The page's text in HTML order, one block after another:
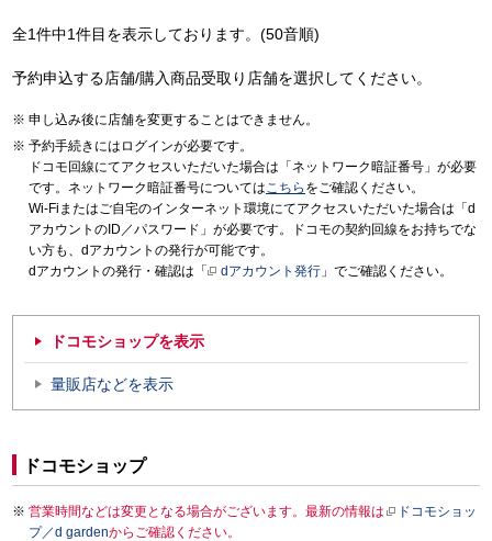
全1件中1件目を表示しております。(50音順)
予約申込する店舗/購入商品受取り店舗を選択してください。
申し込み後に店舗を変更することはできません。
予約手続きにはログインが必要です。
ドコモ回線にてアクセスいただいた場合は「ネットワーク暗証番号」が必要
です。ネットワーク暗証番号についてはこちら をご確認ください。
Wi-Fiまたはご自宅のインターネット環境にてアクセスいただいた場合は「d
アカウントのID／パスワード」が必要です。ドコモの契約回線をお持ちでな
い方も、dアカウントの発行が可能です。
dアカウントの発行・確認は「
dアカウント発行 」でご確認ください。
ドコモショップを表示
量販店などを表示
ドコモショップ
営業時間などは変更となる場合がございます。最新の情報は
ドコモショッ
プ／d gardenからご確認ください。